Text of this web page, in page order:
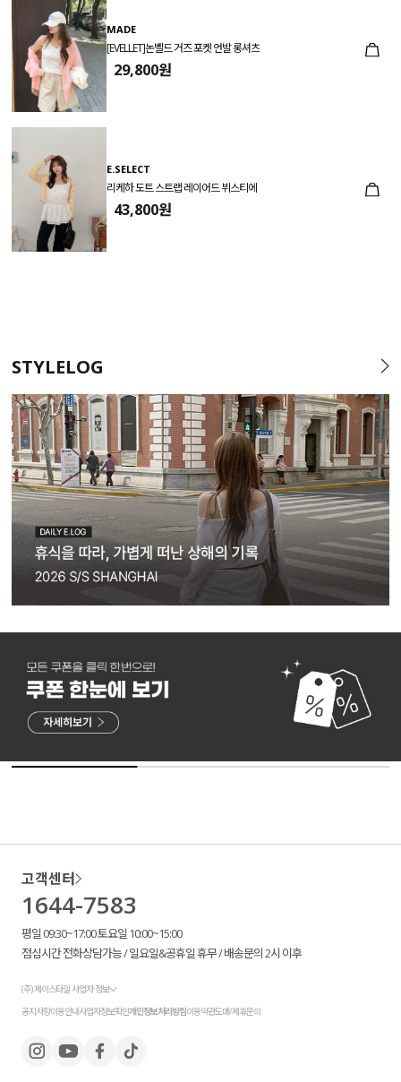
MADE
[EVELLET]논벨드 거즈 포켓 언발 롱셔츠
29,800원
E.SELECT
리케하 도트 스트랩 레이어드 뷔스티에
43,800원
STYLELOG
고객센터
1644-7583
평일 09:30~17:00 토요일 10:00~15:00
점심시간 전화상담가능 / 일요일&공휴일 휴무 / 배송문의 2시 이후
(주) 제이스타일 사업자 정보
공지사항이용안내사업자정보확인개인정보처리방침이용약관도매/제휴문의